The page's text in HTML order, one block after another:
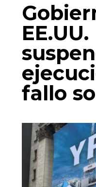
EE.UU.
fallo